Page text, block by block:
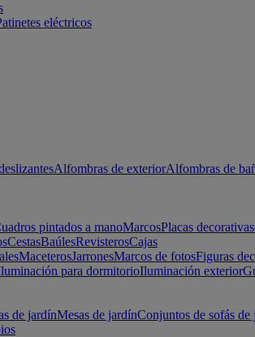
eléctricos
Alfombras de exteriorAlfombras de
pintados a manoMarcosPlacas decorativas
CestasBaúlesRevisterosCajas
MaceterosJarronesMarcos de fotosFiguras
para dormitorioIluminación exterior
de jardínMesas de jardínConjuntos de sofás de